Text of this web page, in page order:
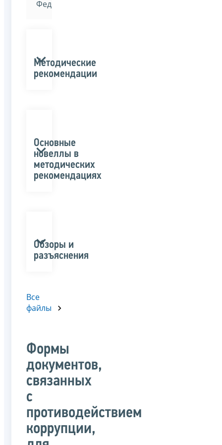
Федерации»
Методические
рекомендации
Основные
новеллы в
методических
рекомендациях
Обзоры и
разъяснения
Все
файлы
Формы
документов,
связанных
с
противодействием
коррупции,